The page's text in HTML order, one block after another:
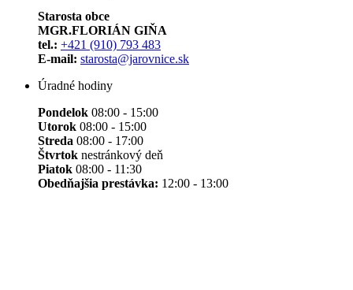
Starosta obce
MGR.FLORIÁN GIŇA
tel.: +421 (910) 793 483
E-mail: starosta@jarovnice.sk
Úradné hodiny
Pondelok 08:00 - 15:00
Utorok 08:00 - 15:00
Streda 08:00 - 17:00
Štvrtok nestránkový deň
Piatok 08:00 - 11:30
Obedňajšia prestávka: 12:00 - 13:00